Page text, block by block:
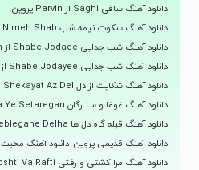
دانلود آهنگ ساقی Saghi از Parvin پروین
دانلود آهنگ سکوت نیمه شب Sokoote Nimeh Shab از Parvin پروین
دانلود آهنگ شب جدایی Shabe Jodaee از Parvin پروین
دانلود آهنگ شب جدایی Shabe Jodayee از Parvin پروین
دانلود آهنگ شکایت از دل Shekayat Az Del از Parvin پروین
دانلود آهنگ غوغا و ستارگان Ghogha Ye Setaregan از Parvin پروین
دانلود آهنگ قبله گاه دل ها Gheblegahe Delha از Parvin پروین
دانلود آهنگ قدیمی پروین دانلود آهنگ محبت Mohabat از Parvin پروین
دانلود آهنگ مرا کشتی و رفتی Mara Koshti Va Rafti از Parvin پروین